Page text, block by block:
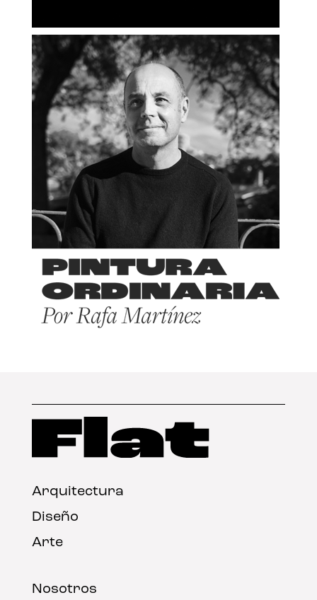
Arquitectura
Diseño
Arte
Nosotros